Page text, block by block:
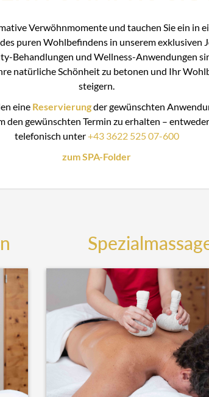
Verwöhnmomente und tauchen Sie ein in
puren Wohlbefindens in unserem exklusiven
Behandlungen und Wellness-Anwendungen
natürliche Schönheit zu betonen und Ihr
steigern.
eine Reservierungder gewünschten
den gewünschten Termin zu erhalten – entweder
telefonisch unter+43 3622 525 07-600
zum SPA-Folder